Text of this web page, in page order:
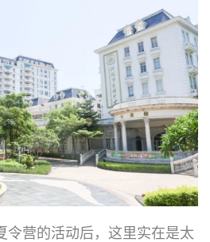
营的活动后，这里实在是太